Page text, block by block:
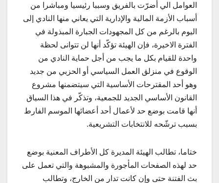
العوامل الي أضرّت بالفريق وسببا رئيسيا ومباشرا من
أسباب الأزمة المالية والإدارية التي يعاني منها النادي إلى
اليوم بالرغم من كل المجهودات الجبارة المبذولة في
الفترة الاخيرة، فإن الهيئة تؤكّد أنها لن تتوانى لحظة
واحدة للقيام بكل ما يجب من أجل حماية النادي من
الوقوع في منزلق العمل السياسي أو الحزبي من جديد
وهو أحد المقترحات الأساسية التي سيتضمنها مشروع
القانون الأساسي الجديد للجمعية، وتذكّر في هذا السياق
أنها قامت بوضع حد لأعمال أحد أعضائها الموسم الفارط
بسبب ترشّحه للانتخابات التشريعية.
ختاما، تطالب الهيئة المديرة كل الأطراف المعنية بوضع
حد لهذه الصفحات المأجورة والمشبوهة والتي تعمل على
بث الفتنة حتى وإن كانت تدار من الخارج، وتطالب